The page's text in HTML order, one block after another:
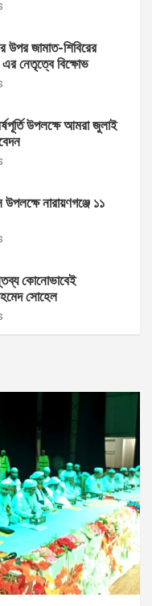
উপর জামাত-শিবিরের
এর নেতৃত্বে বিক্ষোভ
উপলক্ষে আমরা জুলাই
নারায়ণগঞ্জে ১১
কোনোভাবেই
সোহেল